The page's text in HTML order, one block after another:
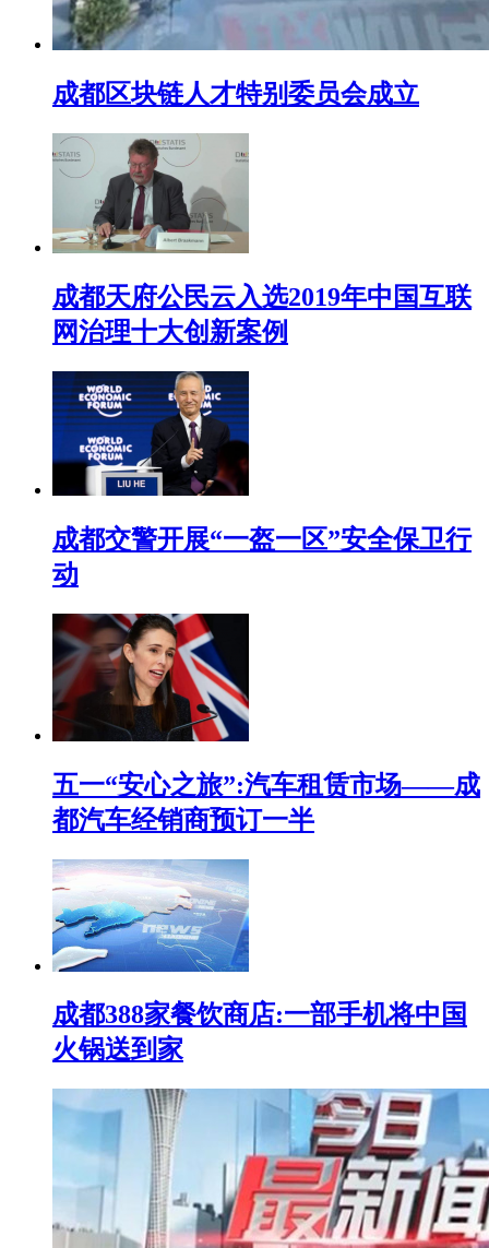
成都区块链人才特别委员会成立
成都天府公民云入选2019年中国互联
网治理十大创新案例
成都交警开展“一盔一区”安全保卫行
动
五一“安心之旅”:汽车租赁市场——成
都汽车经销商预订一半
成都388家餐饮商店:一部手机将中国
火锅送到家